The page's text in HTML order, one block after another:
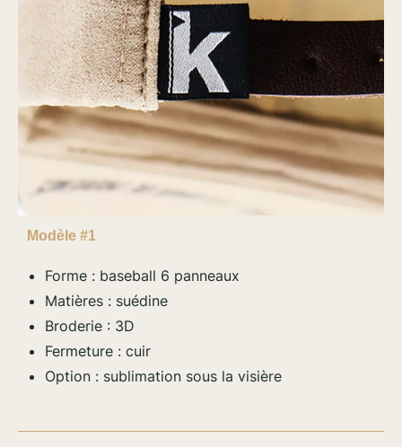
Modèle #1
Forme : baseball 6 panneaux
Matières : suédine
Broderie : 3D
Fermeture : cuir
Option : sublimation sous la visière